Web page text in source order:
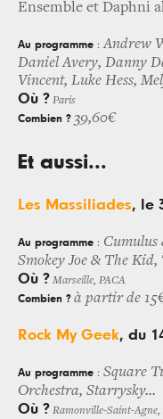
Ensemble et Daphni
Au programme : Andrew
Daniel Avery, Danny
Vincent, Luke Hess,
Où ? Paris
Combien ? 39,60€
Et aussi...
Les Massiliades, le
Au programme : Cumulus
Smokey Joe & The Kid,
Où ? Marseille, PACA
Combien ? à partir de
Rock My Geek, du
Au programme : Square
Orchestra, Starrysky...
Où ? Ramonville-Saint-Agne,